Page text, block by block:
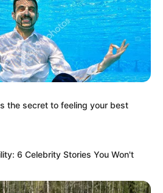
συμβαίνουν, στοNewstok.gr.
the secret to feeling your best
6 Celebrity Stories You Won't